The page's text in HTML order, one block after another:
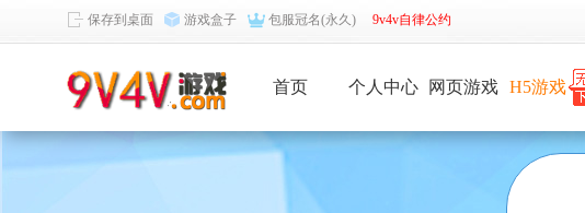
保存到桌面 游戏盒子 包服冠名(永久) 9v4v自律公约
首页 个人中心 网页游戏 H5游戏